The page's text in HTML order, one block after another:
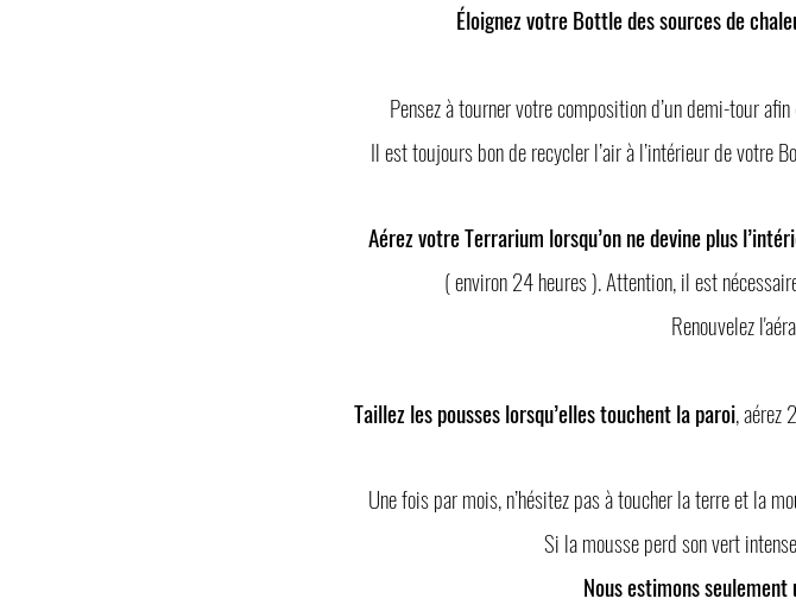
Éloignez votre Bottle des sources de
Pensez à tourner votre composition d’un demi-tour
Il est toujours bon de recycler l’air à l’intérieur de votre
Aérez votre Terrarium lorsqu’on ne devine plus
( environ 24 heures ). Attention, il est
Renouvelez
Taillez les pousses lorsqu’elles touchent la paroi, aérez
Une fois par mois, n’hésitez pas à toucher la terre et la
Si la mousse perd son vert
Nous estimons seulement